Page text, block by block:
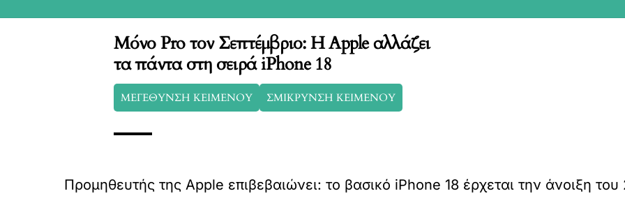
Μόνο Pro τον Σεπτέμβριο: Η Apple αλλάζει
τα πάντα στη σειρά iPhone 18
ΜΕΓΕΘΥΝΣΗ ΚΕΙΜΕΝΟΥ ΣΜΙΚΡΥΝΣΗ ΚΕΙΜΕΝΟΥ
Προμηθευτής της Apple επιβεβαιώνει: το βασικό iPhone 18 έρχεται την άνοιξη του